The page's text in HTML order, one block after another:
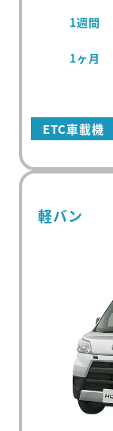
1週間
1ヶ月
ETC車載機
軽バン